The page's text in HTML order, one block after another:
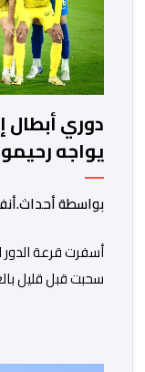
دوري أبطال
يواجه
بواسطة
أسفرت قرعة الدور
سحبت قبل قليل
نهضة بركان على